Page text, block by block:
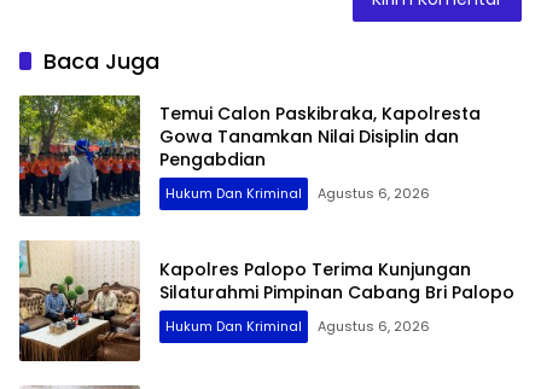
Baca Juga
Temui Calon Paskibraka, Kapolresta
Gowa Tanamkan Nilai Disiplin dan
Pengabdian
Hukum Dan Kriminal Agustus 6, 2026
Kapolres Palopo Terima Kunjungan
Silaturahmi Pimpinan Cabang Bri Palopo
Hukum Dan Kriminal Agustus 6, 2026